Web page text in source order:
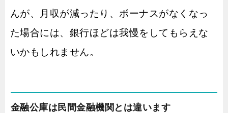
んが、月収が減ったり、ボーナスがなくなっ
た場合には、銀行ほどは我慢をしてもらえな
いかもしれません。
金融公庫は民間金融機関とは違います